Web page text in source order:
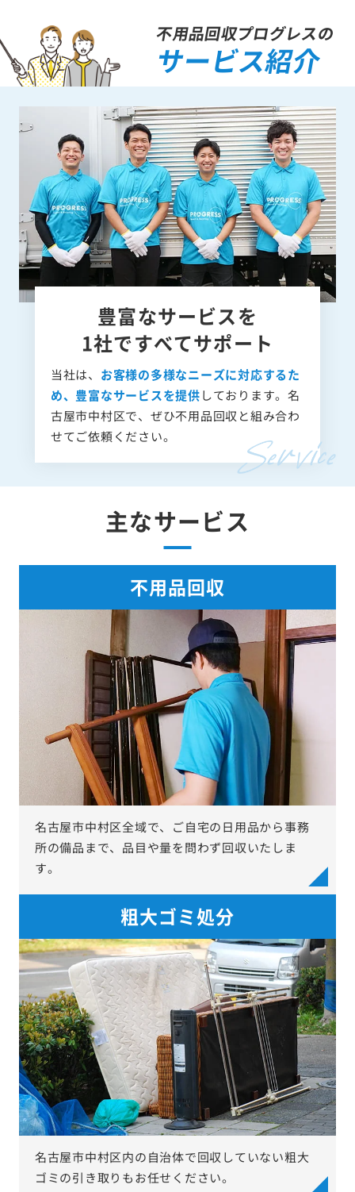
不用品回収プログレスの
サービス紹介
豊富なサービスを
1社ですべてサポート
当社は、 お客様の多様なニーズに対応するた
め、豊富なサービスを提供しております。名
古屋市中村区で、ぜひ不用品回収と組み合わ
せてご依頼ください。
主なサービス
不用品回収
名古屋市中村区全域で、ご自宅の日用品から事務
所の備品まで、品目や量を問わず回収いたしま
す。
粗大ゴミ処分
名古屋市中村区内の自治体で回収していない粗大
ゴミの引き取りもお任せください。